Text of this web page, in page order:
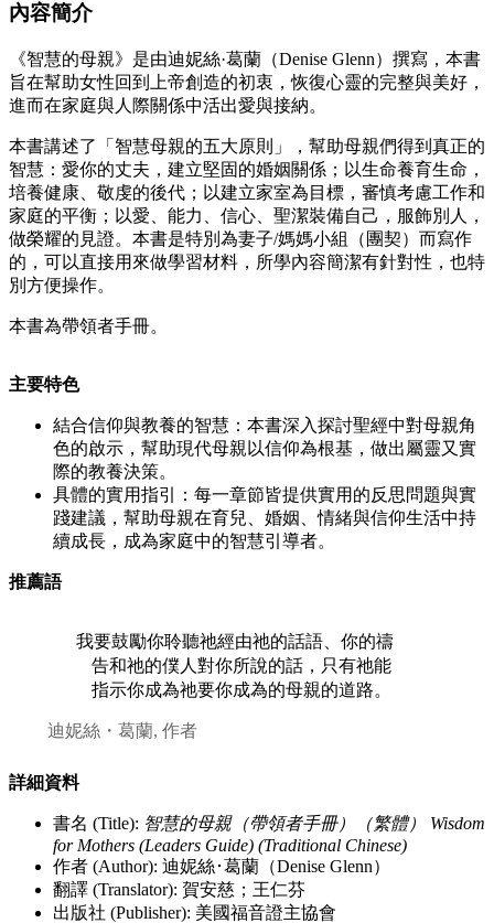
內容簡介
《智慧的母親》是由迪妮絲·葛蘭（Denise Glenn）撰寫，本書
旨在幫助女性回到上帝創造的初衷，恢復心靈的完整與美好，
進而在家庭與人際關係中活出愛與接納。
本書講述了「智慧母親的五大原則」，幫助母親們得到真正的
智慧：愛你的丈夫，建立堅固的婚姻關係；以生命養育生命，
培養健康、敬虔的後代；以建立家室為目標，審慎考慮工作和
家庭的平衡；以愛、能力、信心、聖潔裝備自己，服飾別人，
做榮耀的見證。本書是特別為妻子/媽媽小組（團契）而寫作
的，可以直接用來做學習材料，所學內容簡潔有針對性，也特
別方便操作。
本書為帶領者手冊。
主要特色
結合信仰與教養的智慧：本書深入探討聖經中對母親角
色的啟示，幫助現代母親以信仰為根基，做出屬靈又實
際的教養決策。
具體的實用指引：每一章節皆提供實用的反思問題與實
踐建議，幫助母親在育兒、婚姻、情緒與信仰生活中持
續成長，成為家庭中的智慧引導者。
推薦語
我要鼓勵你聆聽祂經由祂的話語、你的禱
告和祂的僕人對你所說的話，只有祂能
指示你成為祂要你成為的母親的道路。
迪妮絲・葛蘭, 作者
詳細資料
書名 (Title): 智慧的母親（帶領者手冊）（繁體） Wisdom
for Mothers (Leaders Guide) (Traditional Chinese)
作者 (Author): 迪妮絲･葛蘭（Denise Glenn）
翻譯 (Translator): 賀安慈；王仁芬
出版社 (Publisher): 美國福音證主協會